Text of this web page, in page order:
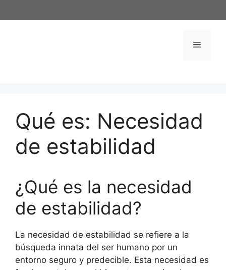
al
Menú
Qué es: Necesidad
de estabilidad
¿Qué es la necesidad
de estabilidad?
La necesidad de estabilidad se refiere a la
búsqueda innata del ser humano por un
entorno seguro y predecible. Esta necesidad es